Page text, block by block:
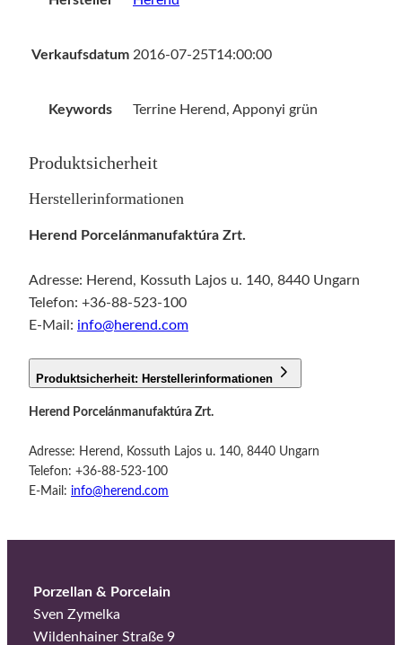
Verkaufsdatum 2016-07-25T14:00:00
Keywords Terrine Herend, Apponyi grün
Produktsicherheit
Herstellerinformationen
Herend Porcelánmanufaktúra Zrt.
Adresse: Herend, Kossuth Lajos u. 140, 8440 Ungarn
Telefon: +36-88-523-100
E-Mail: info@herend.com
Produktsicherheit: Herstellerinformationen
Herend Porcelánmanufaktúra Zrt.
Adresse: Herend, Kossuth Lajos u. 140, 8440 Ungarn
Telefon: +36-88-523-100
E-Mail: info@herend.com
Porzellan & Porcelain
Sven Zymelka
Wildenhainer Straße 9